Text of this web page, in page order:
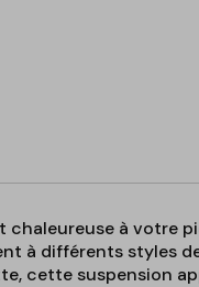
à votre
à différents styles
cette suspension